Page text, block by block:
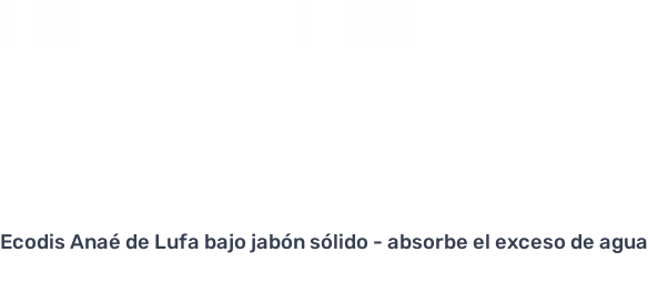
Ecodis Anaé de Lufa bajo jabón sólido - absorbe el exceso de agua